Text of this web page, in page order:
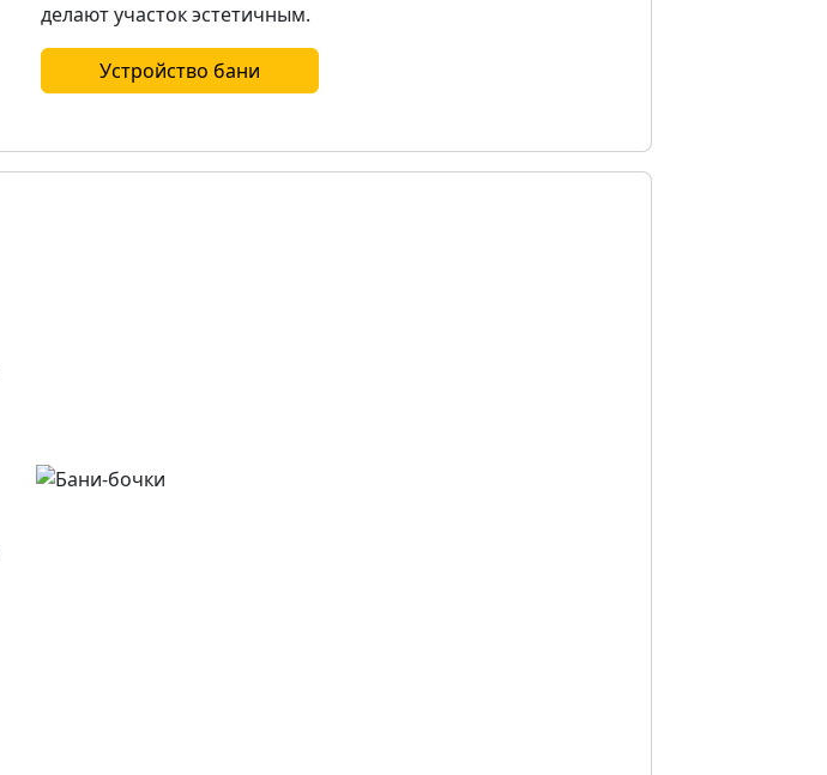
делают участок эстетичным.
Устройство бани